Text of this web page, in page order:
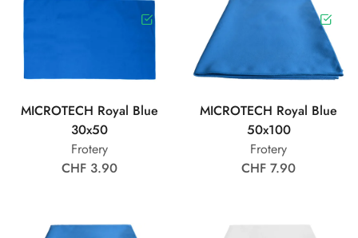
MICROTECH Royal Blue
30x50
Frotery
CHF 3.90
MICROTECH Royal Blue
50x100
Frotery
CHF 7.90